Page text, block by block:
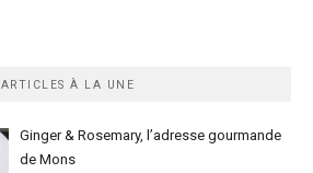
ARTICLES À LA UNE
Ginger & Rosemary, l’adresse gourmande
de Mons